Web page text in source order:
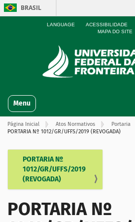
BRASIL
LANGUAGE ACESSIBILIDADE
MAPA DO SITE
v
Toggle navigation
Página Inicial Atos Normativos Portaria
PORTARIA Nº 1012/GR/UFFS/2019 (REVOGADA)
g
PORTARIA Nº
1012/GR/UFFS/2019
(REVOGADA)
PORTARIA Nº